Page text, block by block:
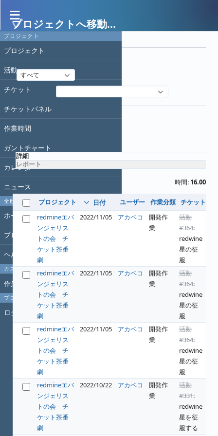
プロジェクト
プロジェクト
活動
チケット
チケットパネル
作業時間
ガントチャート
カレンダー
ニュース
全般
ホーム
プロジェクト
ヘルプ
カスタムクエリ
作業時間
プロフィール
ログイン
プロジェクトへ移動...
作業時間
フィルタ
すべて
フィルタ追加
オプション
適用
詳細
レポート
時間: 16.00
プロジェクト 日付 ユーザー 作業分類 チケット
redmineエバ
ンジェリス
トの会 チ
ケット茶番
劇
2022/11/05 アカベコ
開発作
業
活動
#364:
redwine
星の征
服
redmineエバ
ンジェリス
トの会 チ
ケット茶番
劇
2022/11/05 アカベコ
開発作
業
活動
#364:
redwine
星の征
服
redmineエバ
ンジェリス
トの会 チ
ケット茶番
劇
2022/11/05 アカベコ
開発作
業
活動
#364:
redwine
星の征
服
redmineエバ
ンジェリス
トの会 チ
ケット茶番
劇
2022/10/22 アカベコ
開発作
業
活動
#331:
redwine
星を征
服する